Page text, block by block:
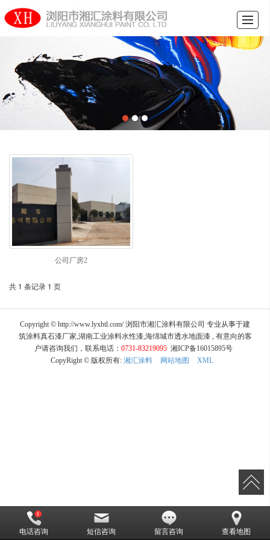
招商加盟 人才招聘
公司厂房2
共 1 条记录 1 页
Copyright © http://www.lyxhtl.com/ 浏阳市湘汇涂料有限公司 专业从事于建
筑涂料真石漆厂家,湖南工业涂料水性漆,海绵城市透水地面漆 , 有意向的客
户请咨询我们，联系电话： 0731-83219095湘ICP备16015895号
CopyRight © 版权所有: 湘汇涂料 网站地图 XML
电话咨询 短信咨询 留言咨询 查看地图